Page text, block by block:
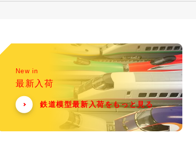
New in
最新入荷
鉄道模型最新入荷をもっと見る